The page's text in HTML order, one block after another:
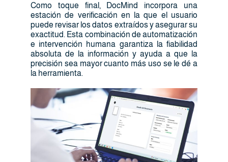
Como toque final, DocMind incorpora una
estación de verificación en la que el usuario
puede revisar los datos extraídos y asegurar su
exactitud. Esta combinación de automatización
e intervención humana garantiza la fiabilidad
absoluta de la información y ayuda a que la
precisión sea mayor cuanto más uso se le dé a
la herramienta.